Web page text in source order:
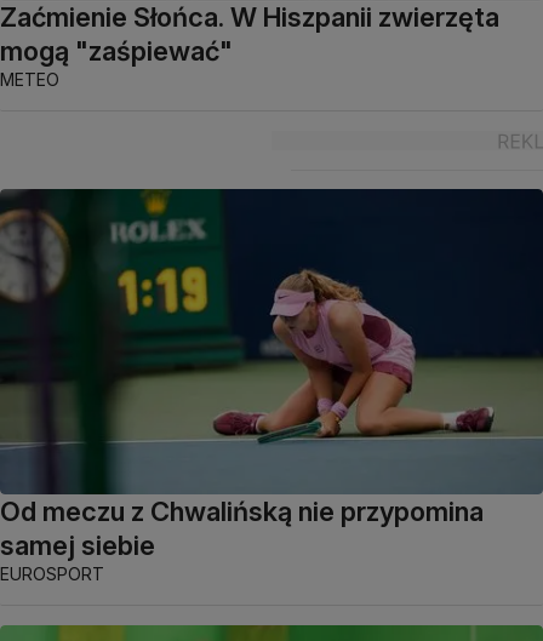
Zaćmienie Słońca. W Hiszpanii zwierzęta
mogą "zaśpiewać"
METEO
Od meczu z Chwalińską nie przypomina
samej siebie
EUROSPORT